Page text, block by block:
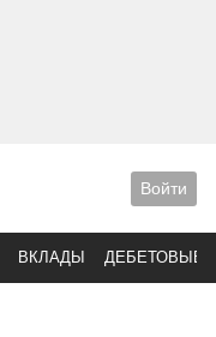
Войти
ВКЛАДЫ ДЕБЕТОВЫЕ